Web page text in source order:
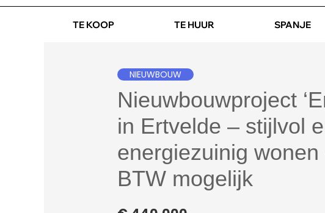
TE KOOP TE HUUR SPANJE
NIEUWBOUW
Nieuwbouwproject
in Ertvelde – stijlvol
energiezuinig wonen
BTW mogelijk